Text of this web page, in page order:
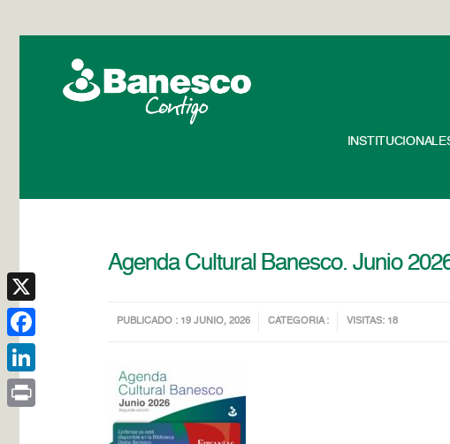
Agenda Cultural Banesco. Junio
PUBLICADO : 19 JUNIO, 2026 CATEGORIA : VISITAS: 18
X
Facebook
LinkedIn